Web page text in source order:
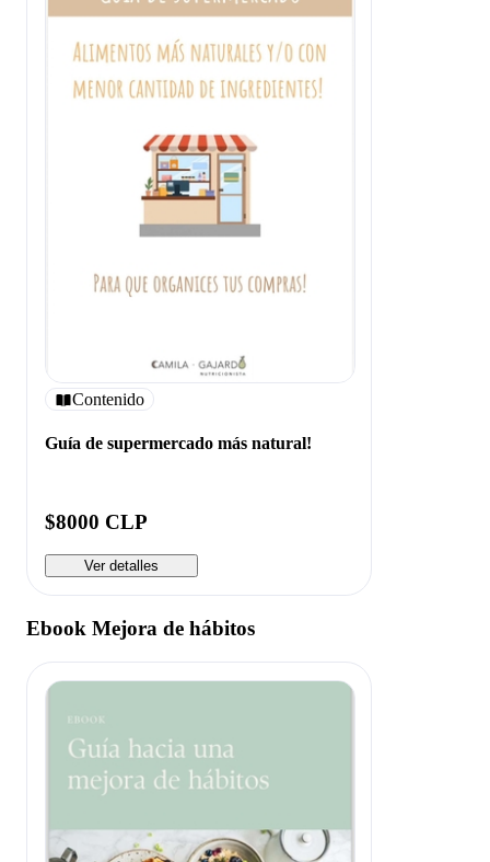
Contenido
Guía de supermercado más natural!
$8000 CLP
Ver detalles
Ebook Mejora de hábitos